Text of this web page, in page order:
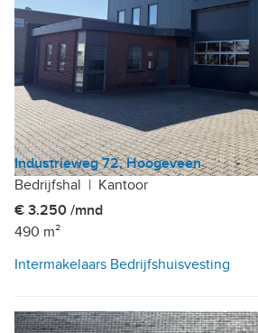
Industrieweg 72, Hoogeveen
Bedrijfshal | Kantoor
€ 3.250 /mnd
490 m²
Intermakelaars Bedrijfshuisvesting